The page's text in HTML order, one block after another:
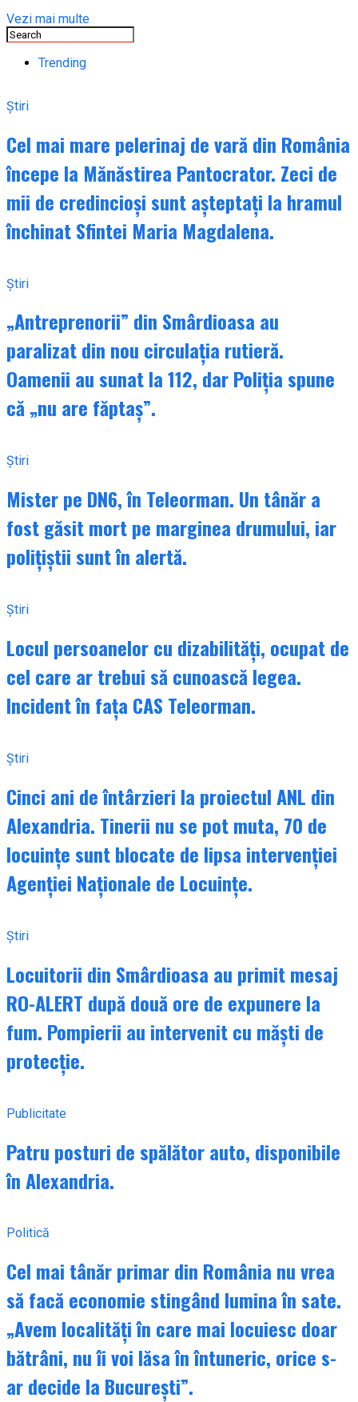
Vezi mai multe
Trending
Știri
Cel mai mare pelerinaj de vară din România
începe la Mănăstirea Pantocrator. Zeci de
mii de credincioși sunt așteptați la hramul
închinat Sfintei Maria Magdalena.
Știri
„Antreprenorii” din Smârdioasa au
paralizat din nou circulația rutieră.
Oamenii au sunat la 112, dar Poliția spune
că „nu are făptaș”.
Știri
Mister pe DN6, în Teleorman. Un tânăr a
fost găsit mort pe marginea drumului, iar
polițiștii sunt în alertă.
Știri
Locul persoanelor cu dizabilități, ocupat de
cel care ar trebui să cunoască legea.
Incident în fața CAS Teleorman.
Știri
Cinci ani de întârzieri la proiectul ANL din
Alexandria. Tinerii nu se pot muta, 70 de
locuințe sunt blocate de lipsa intervenției
Agenției Naționale de Locuințe.
Știri
Locuitorii din Smârdioasa au primit mesaj
RO-ALERT după două ore de expunere la
fum. Pompierii au intervenit cu măști de
protecție.
Publicitate
Patru posturi de spălător auto, disponibile
în Alexandria.
Politică
Cel mai tânăr primar din România nu vrea
să facă economie stingând lumina în sate.
„Avem localități în care mai locuiesc doar
bătrâni, nu îi voi lăsa în întuneric, orice s-
ar decide la București”.